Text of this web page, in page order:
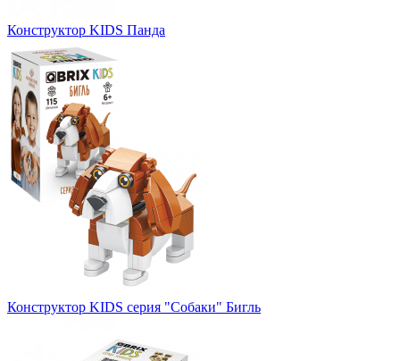
Конструктор KIDS Панда
Конструктор KIDS серия "Собаки" Бигль